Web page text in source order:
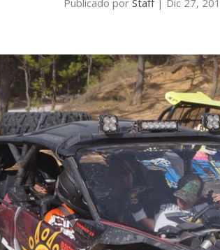
Publicado por Staff| Dic 27,